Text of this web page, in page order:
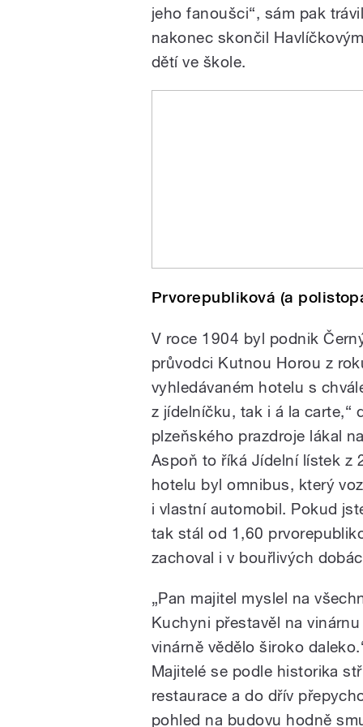
jeho fanoušci“, sám pak
nakonec skončil
dětí ve škole.
Prvorepubliková (a
V roce 1904 byl podnik
průvodci Kutnou Horou z
vyhledávaném hotelu s
z jídelníčku, tak i á la carte,“
plzeňského prazdroje lákal
Aspoň to říká Jídelní lístek z
hotelu byl omnibus, který
i vlastní automobil. Pokud
tak stál od 1,60
zachoval i v bouřlivých
„Pan majitel myslel na
Kuchyni přestavěl na
vinárně vědělo široko
Majitelé se podle historika
restaurace a do dřív
pohled na budovu hodně